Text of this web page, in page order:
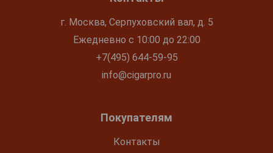
г. Москва, Серпуховский вал, д. 5
Ежедневно с 10:00 до 22:00
+7(495) 644-59-95
info@cigarpro.ru
Покупателям
Контакты